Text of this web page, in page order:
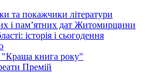
та покажчики літератури
і пам’ятних дат Житомирщини
історія і сьогодення
книга року"
Премій